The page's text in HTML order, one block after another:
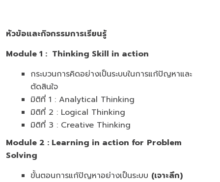
หัวข้อและกิจกรรมการเรียนรู้
Module 1 : Thinking Skill in action
กระบวนการคิดอย่างเป็นระบบในการแก้ปัญหาและ
ตัดสินใจ
มิติที่ 1 : Analytical Thinking
มิติที่ 2 : Logical Thinking
มิติที่ 3 : Creative Thinking
Module 2 : Learning in action for Problem
Solving
ขั้นตอนการแก้ปัญหาอย่างเป็นระบบ (เจาะลึก)